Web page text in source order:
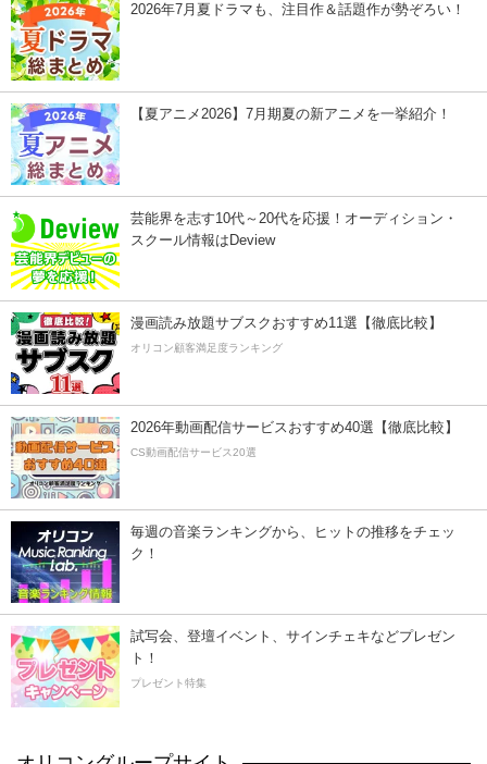
2026年7月夏ドラマも、注目作＆話題作が勢ぞろい！
【夏アニメ2026】7月期夏の新アニメを一挙紹介！
芸能界を志す10代～20代を応援！オーディション・
スクール情報はDeview
漫画読み放題サブスクおすすめ11選【徹底比較】
オリコン顧客満足度ランキング
2026年動画配信サービスおすすめ40選【徹底比較】
CS動画配信サービス20選
毎週の音楽ランキングから、ヒットの推移をチェッ
ク！
試写会、登壇イベント、サインチェキなどプレゼン
ト！
プレゼント特集